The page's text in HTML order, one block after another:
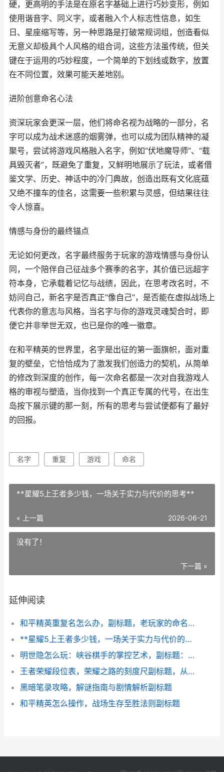
硬，更高明的手法是在原名字基础上进行巧妙变形，例如
使用谐音字、同义字，或者融入个人标志性信息，如生
日、星座缩写等，另一种思路是打破常规词组，创造看似
无意义却极具个人风格的组合词，这些方法虽传统，但关
键在于运用的巧妙程度，一个简单的下划线或数字，放置
在不同位置，效果可能天差地别。
进阶创意命名心法
资深玩家会更深一层，他们将命名视为战略的一部分，名
字可以成为战术迷惑的烟雾弹，也可以成为团队精神的凝
聚号，尝试将游戏风格融入名字，例如“伏地魔导师”、“载
具毁灭者”，既避免了重复，又鲜明地展示了玩法，或者借
鉴文学、历史、神话中的冷门典故，创造出既有文化底蕴
又绝不撞车的佳名，这需要一些积累与灵感，但结果往往
令人惊喜。
情感与身份的最终锚点
无论如何更改，名字最终服务于玩家的游戏情感与身份认
同，一个陪伴自己征战多个赛季的名字，其价值已远超字
符本身，它承载着记忆与战绩，因此，在思考改名时，不
妨问自己，新名字是否真正“像自己”，是否能在虚拟战场上
代表你的意志与风格，当名字与你的游戏灵魂契合时，即
便它并非举世无双，也已是你的唯一徽章。
在和平精英的世界里，名字是出征的第一面旗帜，面对重
复的壁垒，它恰恰成为了激发我们创造力的契机，从简单
的修改到深度的创作，每一次命名都是一次对自我游戏人
格的审视与塑造，当你找到一个真正专属的代号，在出生
岛按下展示键的那一刻，所有的思考与尝试便都有了最好
的回报。
名字 重复 游戏 命名
**星耀5上王者多少钱，一场关于实力与代价的思考**
« 上一篇 2026-06-21
没有了！
下一篇 »
延伸阅读
和平精英重复名怎么办，副标题，老玩家的命名智慧与实战心得
**星耀5上王者多少钱，一场关于实力与代价的思考**
明世隐怎么玩：峡谷棋手的掌控艺术，副标题：以线为谋以局制胜
王者荣耀段位表，荣耀之路的刻度尺副标题，从倔强青铜到最强王者的征程
黑暗笔录攻略，解谜指南与剧情解析副标题
和平精英怎么操作，战场生存至胜法则副标题